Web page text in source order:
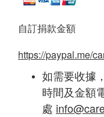
自訂捐款金額
https://paypal.me/
如需要收據
時間及金額
處